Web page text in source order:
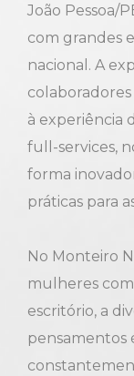
João Pessoa/
com grandes
nacional. A
à experiência
full-services,
forma
práticas para
No Monteiro
mulheres
escritório, a
pensamentos